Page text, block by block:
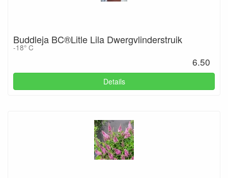
Buddleja BC®Litle Lila Dwergvlinderstruik
-18° C
6.50
Details